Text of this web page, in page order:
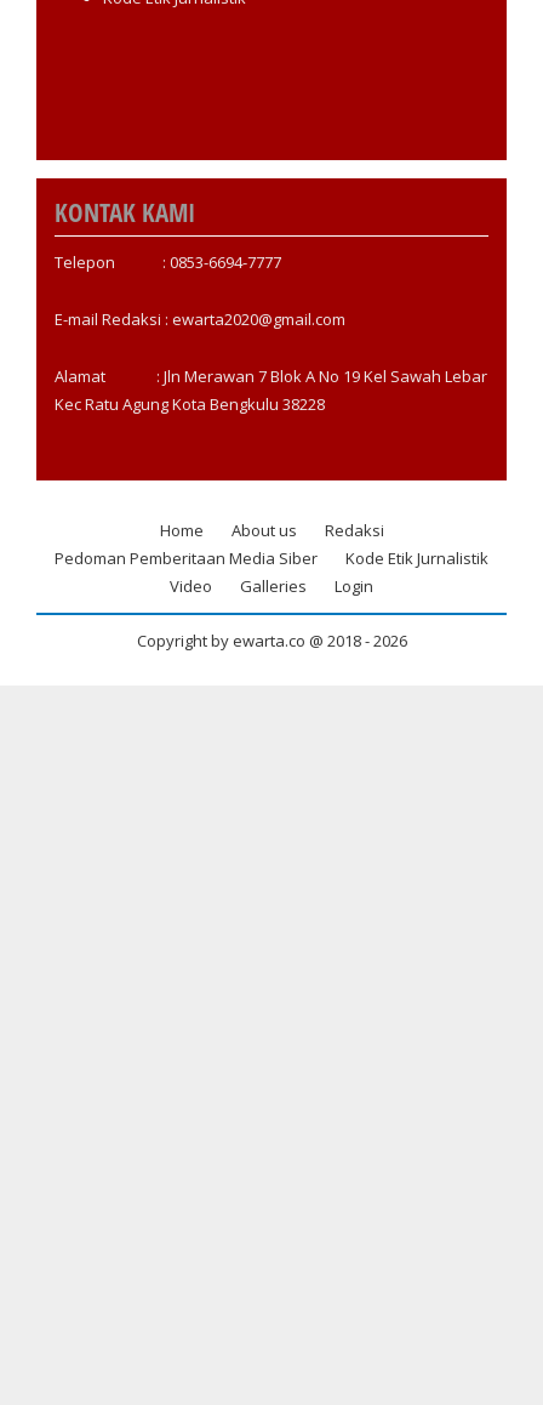
KONTAK KAMI
Telepon : 0853-6694-7777
E-mail Redaksi : ewarta2020@gmail.com
Alamat : Jln Merawan 7 Blok A No 19 Kel Sawah Lebar
Kec Ratu Agung Kota Bengkulu 38228
Footer
Home About us
Redaksi
Pedoman Pemberitaan Media Siber
Kode Etik Jurnalistik
Video
Galleries Login
Copyright by ewarta.co @ 2018 -2026